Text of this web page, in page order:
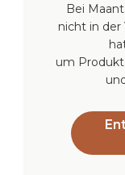
Bei
nicht in der
um